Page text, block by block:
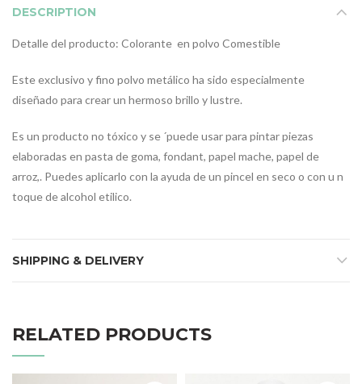
DESCRIPTION
Detalle del producto: Colorante en polvo Comestible
Este exclusivo y fino polvo metálico ha sido especialmente
diseñado para crear un hermoso brillo y lustre.
Es un producto no tóxico y se ´puede usar para pintar piezas
elaboradas en pasta de goma, fondant, papel mache, papel de
arroz,. Puedes aplicarlo con la ayuda de un pincel en seco o con u n
toque de alcohol etilico.
SHIPPING & DELIVERY
RELATED PRODUCTS